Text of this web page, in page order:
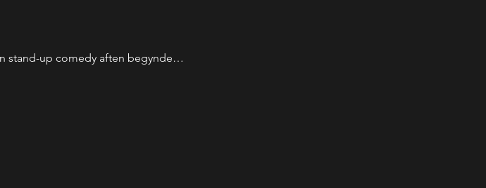
stand-up comedy aften begynde…